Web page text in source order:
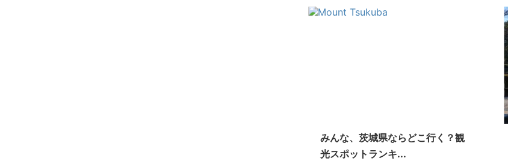
みんな、茨城県ならどこ行く？観
光スポットランキ...